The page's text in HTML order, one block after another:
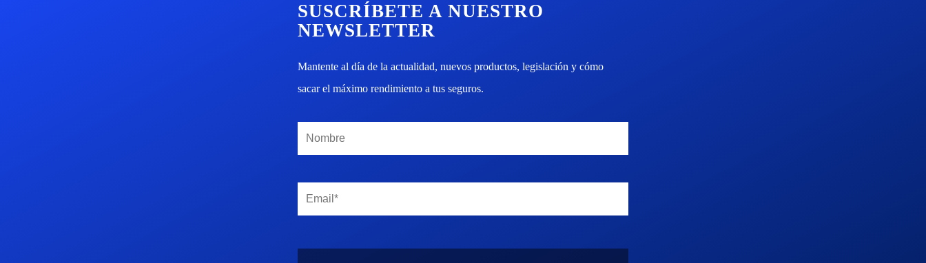
SUSCRÍBETE A NUESTRO
NEWSLETTER
Mantente al día de la actualidad, nuevos productos, legislación y cómo
sacar el máximo rendimiento a tus seguros.